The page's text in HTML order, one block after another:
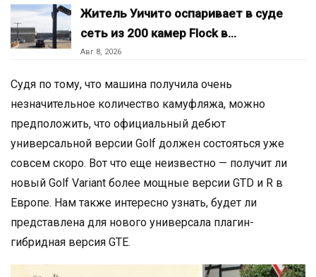
Житель Уичито оспаривает в суде
сеть из 200 камер Flock в…
Авг 8, 2026
Судя по тому, что машина получила очень
незначительное количество камуфляжа, можно
предположить, что официальный дебют
универсальной версии Golf должен состояться уже
совсем скоро. Вот что еще неизвестно — получит ли
новый Golf Variant более мощные версии GTD и R в
Европе. Нам также интересно узнать, будет ли
представлена для нового универсала плагин-
гибридная версия GTE.